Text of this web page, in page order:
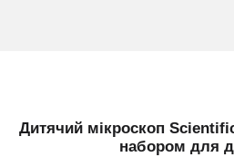
Дитячий мікроскоп
набором для